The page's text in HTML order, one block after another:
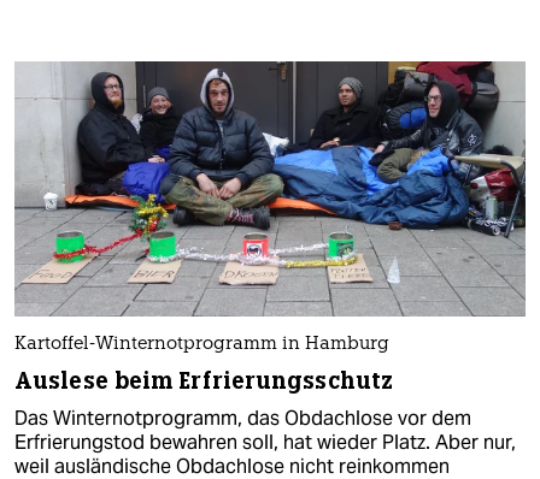
Kartoffel-Winternotprogramm in Hamburg
Auslese beim Erfrierungsschutz
Das Winternotprogramm, das Obdachlose vor dem
Erfrierungstod bewahren soll, hat wieder Platz. Aber nur,
weil ausländische Obdachlose nicht reinkommen